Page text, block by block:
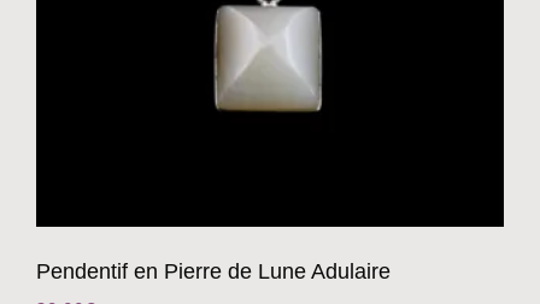
Pendentif en Pierre de Lune Adulaire